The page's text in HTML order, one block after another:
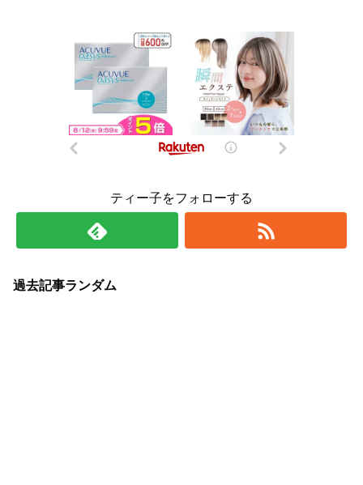
ティー子をフォローする
過去記事ランダム